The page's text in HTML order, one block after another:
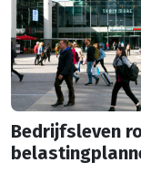
Bedrijfsleven